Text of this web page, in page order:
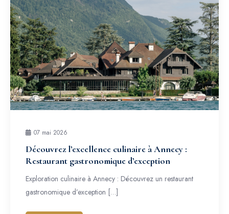
07 mai 2026
Découvrez l’excellence culinaire à Annecy :
Restaurant gastronomique d’exception
Exploration culinaire à Annecy : Découvrez un restaurant
gastronomique d’exception […]